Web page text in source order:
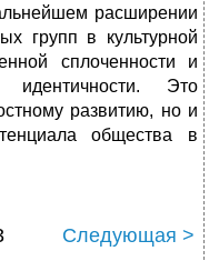
расширении
групп в культурной
сплоченности и
идентичности. Это
развитию, но и
общества в
Следующая >